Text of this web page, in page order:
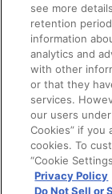
プライバシーオプション
ご利用ガイド サイト
Do Not Sell or Share
会員メニュー
ログイン 会員規約
その他のご
公式X バンダイナム
see more
retention
information
analytics and
with other
or that they
services.
our users under
Cookies” if you
cookies. To
“Cookie
Privacy Policy
Do Not Sell or